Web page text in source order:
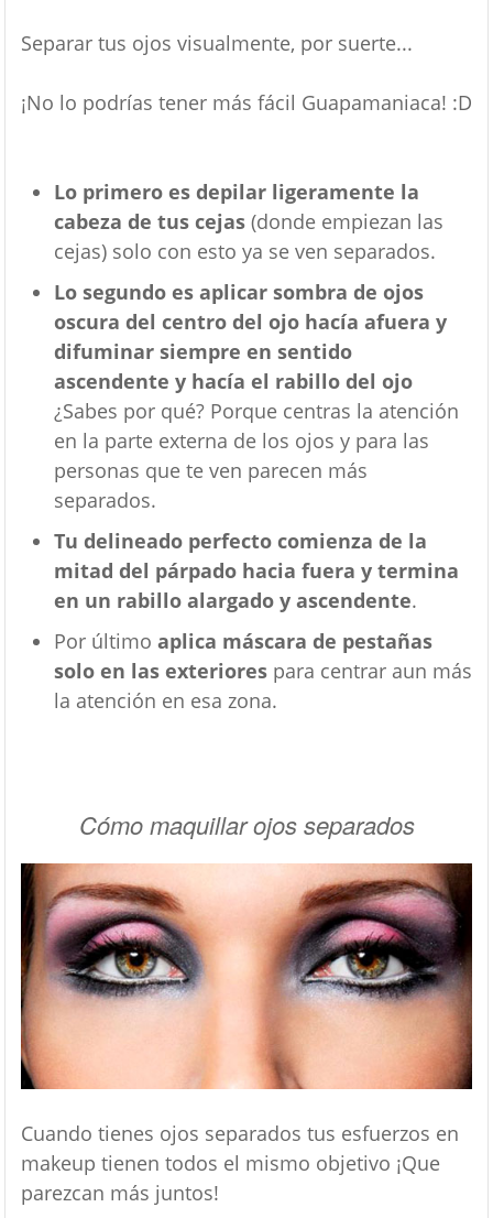
Separar tus ojos visualmente, por suerte...
¡No lo podrías tener más fácil Guapamaniaca! :D
Lo primero es depilar ligeramente la
cabeza de tus cejas(donde empiezan las
cejas) solo con esto ya se ven separados.
Lo segundo es aplicar sombra de ojos
oscura del centro del ojo hacía afuera y
difuminar siempre en sentido
ascendente y hacía el rabillo del ojo
¿Sabes por qué? Porque centras la atención
en la parte externa de los ojos y para las
personas que te ven parecen más
separados.
Tu delineado perfecto comienza de la
mitad del párpado hacia fuera y termina
en un rabillo alargado y ascendente.
Por último aplica máscara de pestañas
solo en las exteriorespara centrar aun más
la atención en esa zona.
Cómo maquillar ojos separados
Cuando tienes ojos separados tus esfuerzos en
makeup tienen todos el mismo objetivo ¡Que
parezcan más juntos!